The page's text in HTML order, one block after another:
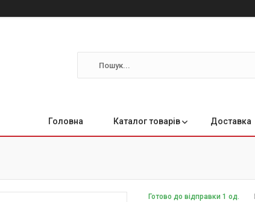
Головна Каталог товарів Доставка
Готово до відправки 1 од.